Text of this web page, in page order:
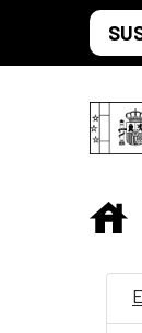
Saltar al